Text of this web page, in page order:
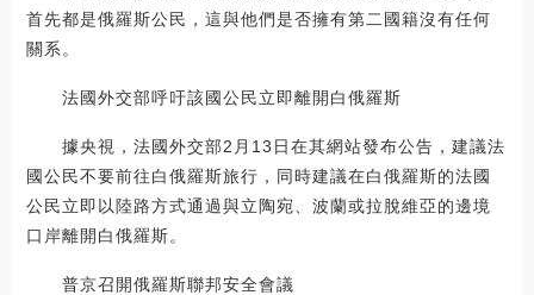
首先都是俄羅斯公民，這與他們是否擁有第二國籍沒有任何
關系。
法國外交部呼吁該國公民立即離開白俄羅斯
據央視，法國外交部2月13日在其網站發布公告，建議法
國公民不要前往白俄羅斯旅行，同時建議在白俄羅斯的法國
公民立即以陸路方式通過與立陶宛、波蘭或拉脫維亞的邊境
口岸離開白俄羅斯。
普京召開俄羅斯聯邦安全會議